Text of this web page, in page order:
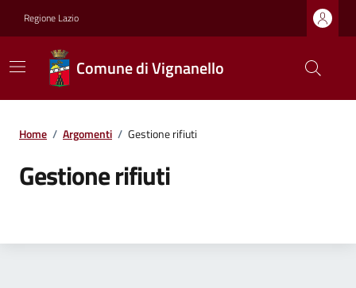
Regione Lazio
Comune di Vignanello
Home / Argomenti / Gestione rifiuti
Gestione rifiuti